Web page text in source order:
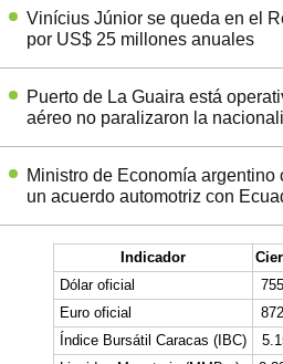
Vinícius Júnior se queda en el
por US$ 25 millones anuales
Puerto de La Guaira está
aéreo no paralizaron la
Ministro de Economía argentino
un acuerdo automotriz con
Indicador
Dólar oficial
Euro oficial
Índice Bursátil Caracas (IBC)